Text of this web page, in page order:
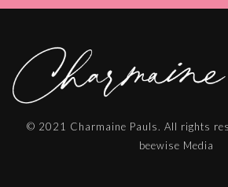
© 2021 Charmaine Pauls. All rights
beewise Media